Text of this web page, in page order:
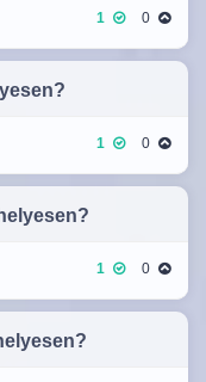
1 0
1 0
1 0